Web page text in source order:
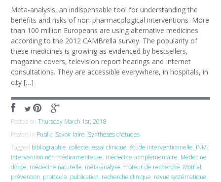
Meta-analysis, an indispensable tool for understanding the
benefits and risks of non-pharmacological interventions. More
than 100 million Europeans are using alternative medicines
according to the 2012 CAMBrella survey. The popularity of
these medicines is growing as evidenced by bestsellers,
magazine covers, television report hearings and Internet
consultations. They are accessible everywhere, in hospitals, in
city […]
Posted onThursday March 1st, 2018
Posted in Public, Savoir faire, Synthèses d'études
Tagged bibliographie,collecte,essai clinique,étude interventionnelle, INM,
intervention non médicamenteuse, médecine complémentaire, Médecine
douce, médecine naturelle, méta-analyse, moteur de recherche, Motrial,
prévention, protocole, publication, recherche clinique, revue systématique,